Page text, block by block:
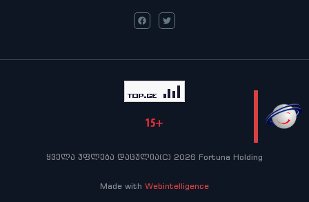
LIVE
ყველა უფლება დაცულია(C) 2026 Fortuna Holding
Made with Webintelligence